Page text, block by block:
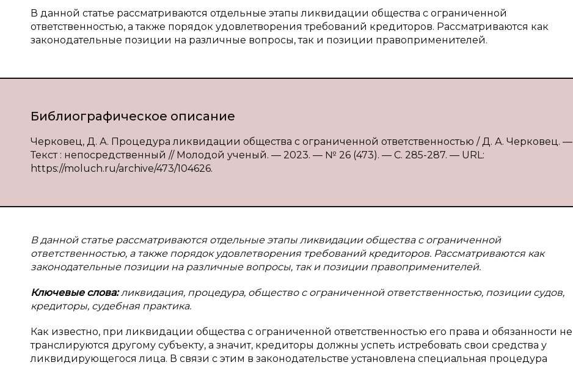
В данной статье рассматриваются отдельные этапы ликвидации общества с ограниченной
ответственностью, а также порядок удовлетворения требований кредиторов. Рассматриваются как
законодательные позиции на различные вопросы, так и позиции правоприменителей.
Библиографическое описание
Черковец, Д. А. Процедура ликвидации общества с ограниченной ответственностью / Д. А. Черковец. —
Текст : непосредственный // Молодой ученый. — 2023. — № 26 (473). — С. 285-287. — URL:
https://moluch.ru/archive/473/104626.
В данной статье рассматриваются отдельные этапы ликвидации общества с ограниченной
ответственностью, а также порядок удовлетворения требований кредиторов. Рассматриваются как
законодательные позиции на различные вопросы, так и позиции правоприменителей.
Ключевые слова:ликвидация, процедура, общество с ограниченной ответственностью, позиции судов,
кредиторы, судебная практика.
Как известно, при ликвидации общества с ограниченной ответственностью его права и обязанности не
транслируются другому субъекту, а значит, кредиторы должны успеть истребовать свои средства у
ликвидирующегося лица. В связи с этим в законодательстве установлена специальная процедура